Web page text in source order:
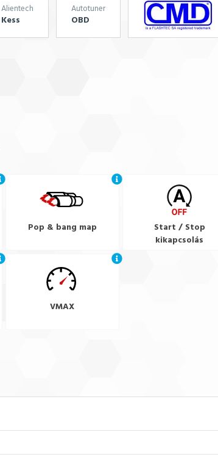
Alientech
Kess
Autotuner
OBD
Pop & bang map
Start / Stop
kikapcsolás
VMAX